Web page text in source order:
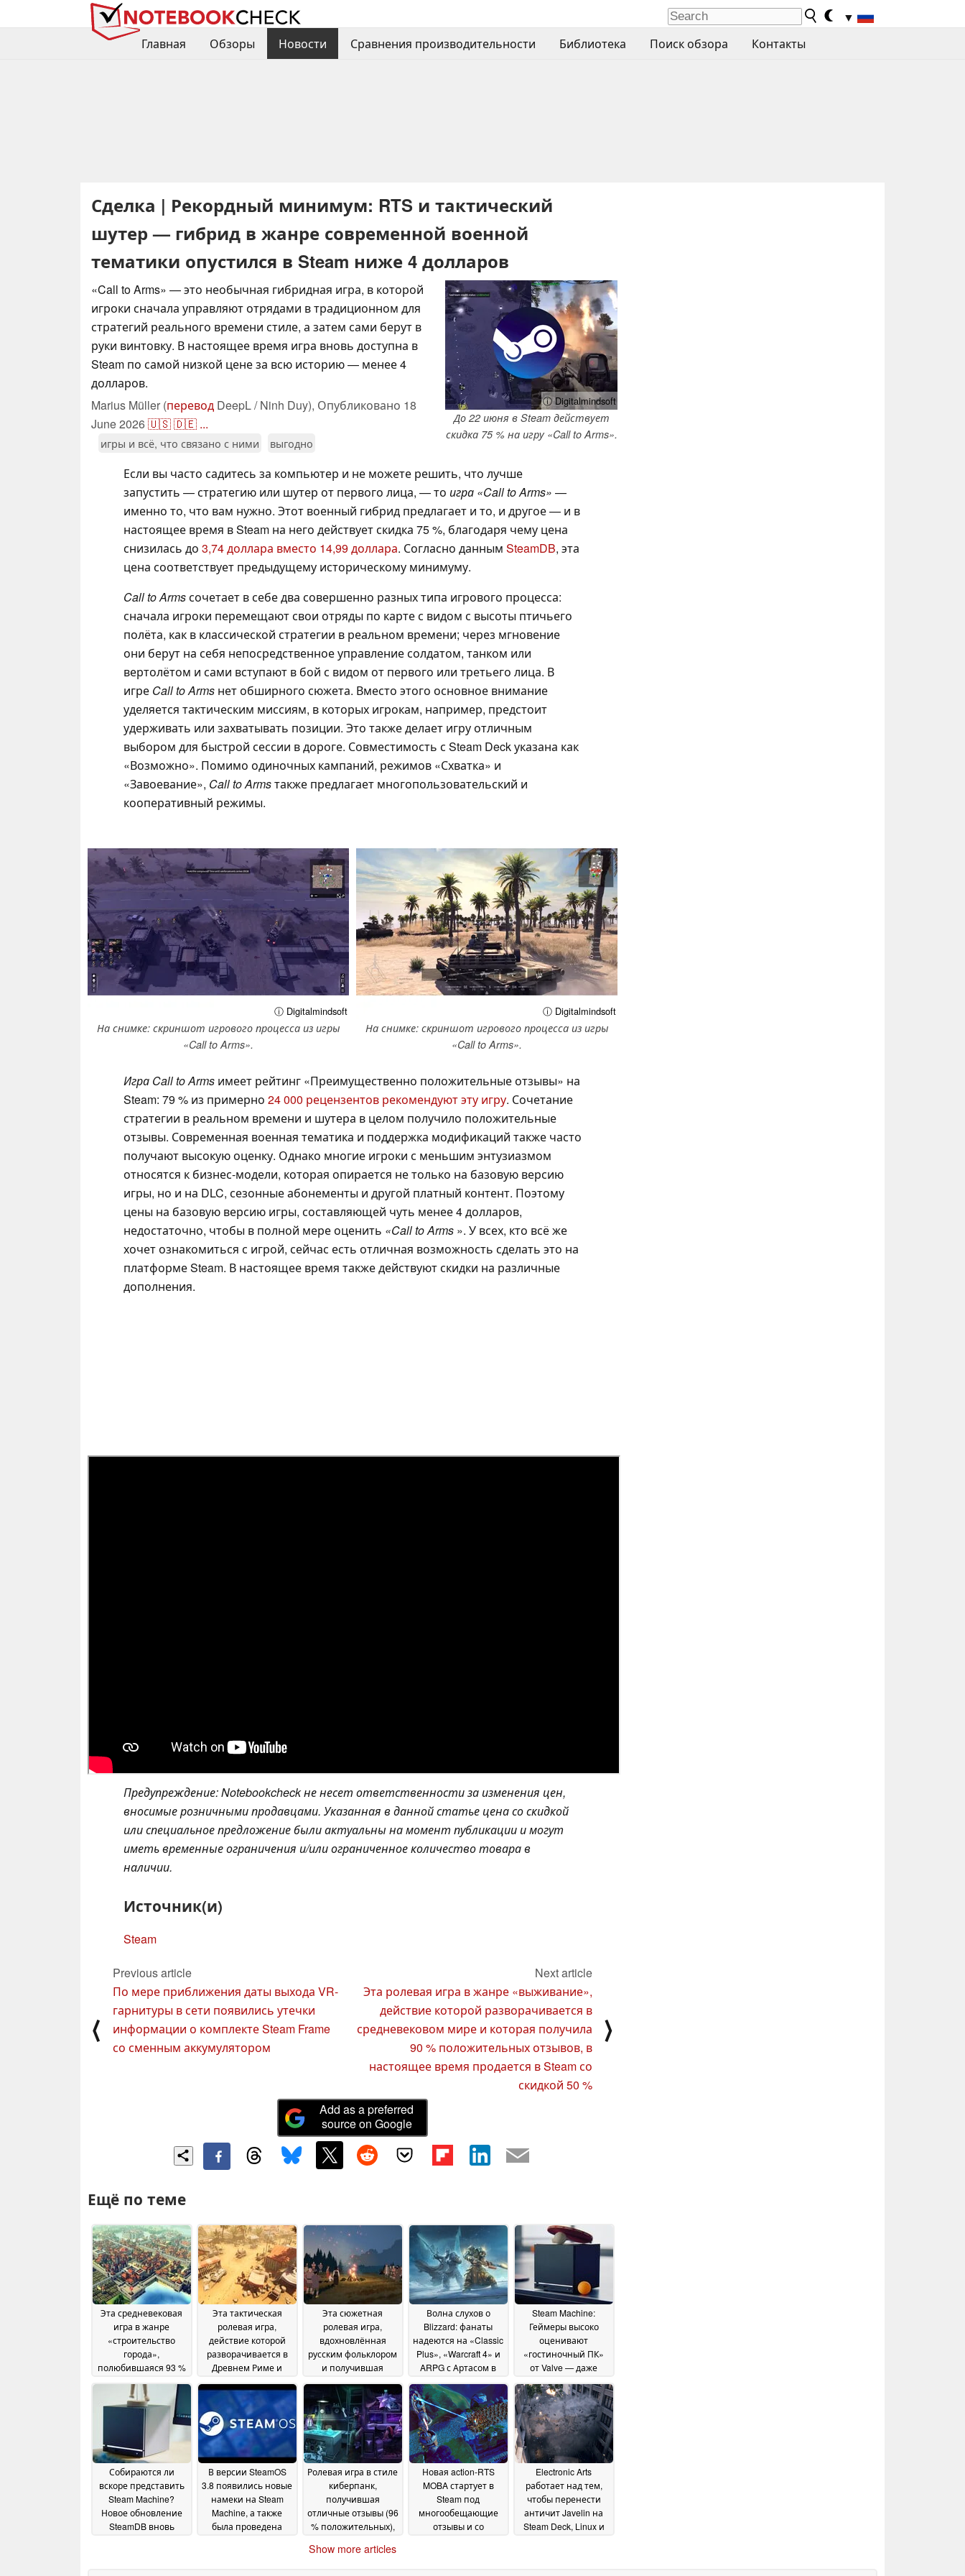
▼
Главная
Обзоры Новости Сравнения производительности Библиотека Поиск обзора Контакты
Сделка | Рекордный минимум: RTS и тактический
шутер — гибрид в жанре современной военной
тематики опустился в Steam ниже 4 долларов
ⓘ Digitalmindsoft
До 22 июня в Steam действует
скидка 75 % на игру «Call to Arms».
«Call to Arms» — это необычная гибридная игра, в которой
игроки сначала управляют отрядами в традиционном для
стратегий реального времени стиле, а затем сами берут в
руки винтовку. В настоящее время игра вновь доступна в
Steam по самой низкой цене за всю историю — менее 4
долларов.
Marius Müller (перевод DeepL / Ninh Duy), Опубликовано 18
June 2026🇺🇸🇩🇪 ...
игры и всё, что связано с ними выгодно
Если вы часто садитесь за компьютер и не можете решить, что лучше
запустить — стратегию или шутер от первого лица, — то игра «Call to Arms» —
именно то, что вам нужно. Этот военный гибрид предлагает и то, и другое — и в
настоящее время в Steam на него действует скидка 75 %, благодаря чему цена
снизилась до 3,74 доллара вместо 14,99 доллара. Согласно данным SteamDB, эта
цена соответствует предыдущему историческому минимуму.
Call to Armsсочетает в себе два совершенно разных типа игрового процесса:
сначала игроки перемещают свои отряды по карте с видом с высоты птичьего
полёта, как в классической стратегии в реальном времени; через мгновение
они берут на себя непосредственное управление солдатом, танком или
вертолётом и сами вступают в бой с видом от первого или третьего лица. В
игре Call to Arms нет обширного сюжета. Вместо этого основное внимание
уделяется тактическим миссиям, в которых игрокам, например, предстоит
удерживать или захватывать позиции. Это также делает игру отличным
выбором для быстрой сессии в дороге. Совместимость с Steam Deck указана как
«Возможно». Помимо одиночных кампаний, режимов «Схватка» и
«Завоевание», Call to Armsтакже предлагает многопользовательский и
кооперативный режимы.
ⓘ Digitalmindsoft
На снимке: скриншот игрового процесса из игры
«Call to Arms».
ⓘ Digitalmindsoft
На снимке: скриншот игрового процесса из игры
«Call to Arms».
Игра Call to Arms имеет рейтинг «Преимущественно положительные отзывы» на
Steam: 79 % из примерно 24 000 рецензентов рекомендуют эту игру. Сочетание
стратегии в реальном времени и шутера в целом получило положительные
отзывы. Современная военная тематика и поддержка модификаций также часто
получают высокую оценку. Однако многие игроки с меньшим энтузиазмом
относятся к бизнес-модели, которая опирается не только на базовую версию
игры, но и на DLC, сезонные абонементы и другой платный контент. Поэтому
цены на базовую версию игры, составляющей чуть менее 4 долларов,
недостаточно, чтобы в полной мере оценить «Call to Arms ». У всех, кто всё же
хочет ознакомиться с игрой, сейчас есть отличная возможность сделать это на
платформе Steam. В настоящее время также действуют скидки на различные
дополнения.
Предупреждение: Notebookcheck не несет ответственности за изменения цен,
вносимые розничными продавцами. Указанная в данной статье цена со скидкой
или специальное предложение были актуальны на момент публикации и могут
иметь временные ограничения и/или ограниченное количество товара в
наличии.
Источник(и)
Steam
⟨
Previous article
По мере приближения даты выхода VR-
гарнитуры в сети появились утечки
информации о комплекте Steam Frame
со сменным аккумулятором
Next article
Эта ролевая игра в жанре «выживание»,
действие которой разворачивается в
средневековом мире и которая получила
90 % положительных отзывов, в
настоящее время продается в Steam со
скидкой 50 %
⟩
Add as a preferred
source on Google
Ещё по теме
Эта средневековая
игра в жанре
«строительство
города»,
полюбившаяся 93 %
Steam со скидкой 50
%22 June 2026
Эта тактическая
ролевая игра,
действие которой
разворачивается в
Древнем Риме и
% положительных
отзывов, продается в
Steam со скидкой 80
%20 June 2026
Эта сюжетная
ролевая игра,
вдохновлённая
русским фольклором
и получившая
продаётся в Steam со
скидкой 66 %19 June
2026
Волна слухов о
Blizzard: фанаты
надеются на «Classic
Plus», «Warcraft 4» и
ARPG с Артасом в
18 June
2026
Steam Machine:
Геймеры высоко
оценивают
«гостиночный ПК»
от Valve — даже
не хотят его
покупать18 June 2026
Собираются ли
вскоре представить
Steam Machine?
Новое обновление
SteamDB вновь
В версии SteamOS
3.8 появились новые
намеки на Steam
Machine, а также
была проведена
Ролевая игра в стиле
киберпанк,
получившая
отличные отзывы (96
% положительных),
до менее чем 8
Новая action-RTS
MOBA стартует в
Steam под
многообещающие
отзывы и со
Electronic Arts
работает над тем,
чтобы перенести
античит Javelin на
Steam Deck, Linux и
Show more articles